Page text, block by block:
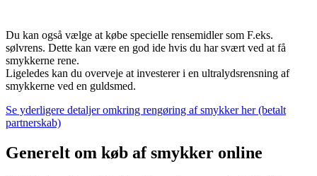
Du kan også vælge at købe specielle rensemidler som F.eks.
sølvrens. Dette kan være en god ide hvis du har svært ved at få
smykkerne rene.
Ligeledes kan du overveje at investerer i en ultralydsrensning af
smykkerne ved en guldsmed.
Se yderligere detaljer omkring rengøring af smykker her (betalt
partnerskab)
Generelt om køb af smykker online